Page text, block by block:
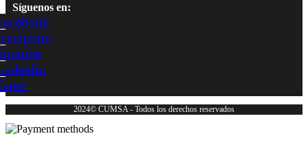
Síguenos en:
2024© CUMSA - Todos los derechos reservados